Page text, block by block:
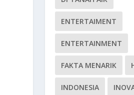
ENTERTAIMENT
ENTERTAINMENT
FAKTA MENARIK
INDONESIA